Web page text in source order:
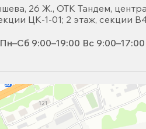
26 Ж., ОТК Тандем,
ЦК-1-01; 2 этаж, секции
Пн–Сб 9:00–19:00 Вс 9:00–17:00